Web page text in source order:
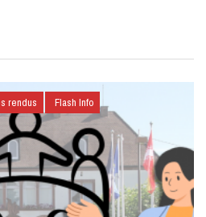
rendus Flash Info